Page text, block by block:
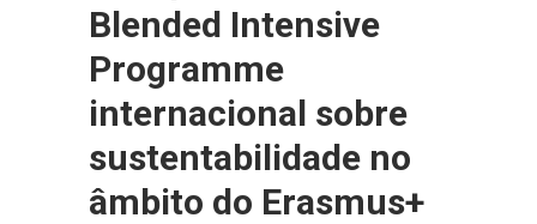
Blended Intensive
Programme
internacional sobre
sustentabilidade no
âmbito do Erasmus+